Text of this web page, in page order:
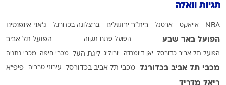
תגיות וואלה
NBA אייאקס ארסנל בית"ר ירושלים ברצלונה בכדורגל ג'אני אינפנטינו
הפועל באר שבע הפועל פתח תקוה הפועל תל אביב
הפועל תל אביב כדורסל יאן דיומנדה יורוליג ליגת העל מכבי חיפה מכבי נתניה
מכבי תל אביב בכדורגל מכבי תל אביב בכדורסל עירוני טבריה פיפ"א